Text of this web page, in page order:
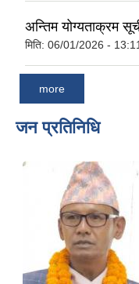
अन्तिम योग्यताक्रम
मिति: 06/01/2026 - 13:11
more
जन प्रतिनिधि